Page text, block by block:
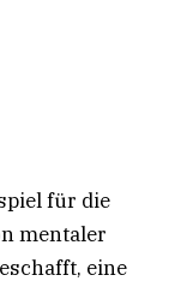
für die
mentaler
eine